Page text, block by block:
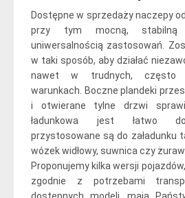
Dostępne w sprzedaży naczepy
przy tym mocną, stabilną
uniwersalnością zastosowań.
w taki sposób, aby działać
nawet w trudnych, często
warunkach. Boczne plandeki
i otwierane tylne drzwi
ładunkowa jest łatwo
przystosowane są do załadunku
wózek widłowy, suwnica czy żuraw.
Proponujemy kilka wersji
zgodnie z potrzebami